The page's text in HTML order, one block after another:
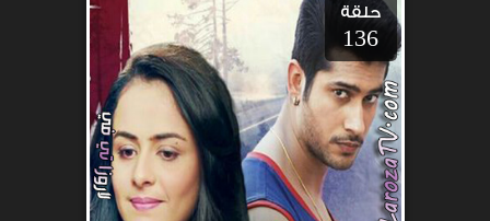
حلقة
136